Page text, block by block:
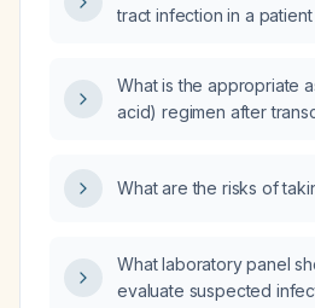
tract infection in a
What is the appropriate
acid) regimen after
What are the risks of
What laboratory panel
evaluate suspected